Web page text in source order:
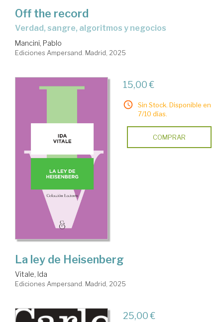
Off the record
Verdad, sangre, algoritmos y negocios
Mancini, Pablo
Ediciones Ampersand. Madrid, 2025
15,00 €
Sin Stock. Disponible en
7/10 días.
COMPRAR
La ley de Heisenberg
Vitale, Ida
Ediciones Ampersand. Madrid, 2025
25,00 €